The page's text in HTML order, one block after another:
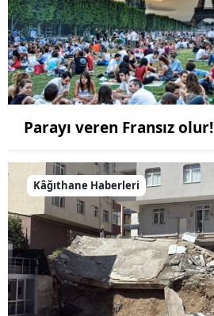
Parayı veren Fransız olur!
Kâğıthane Haberleri